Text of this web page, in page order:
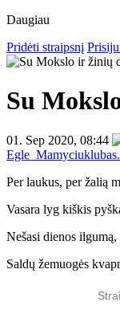
Daugiau
Pridėti straipsnį
Su
01. Sep 2020, 08:44
Per laukus, per žalią
Vasara lyg kiškis
Nešasi dienos ilgumą,
Saldų žemuogės